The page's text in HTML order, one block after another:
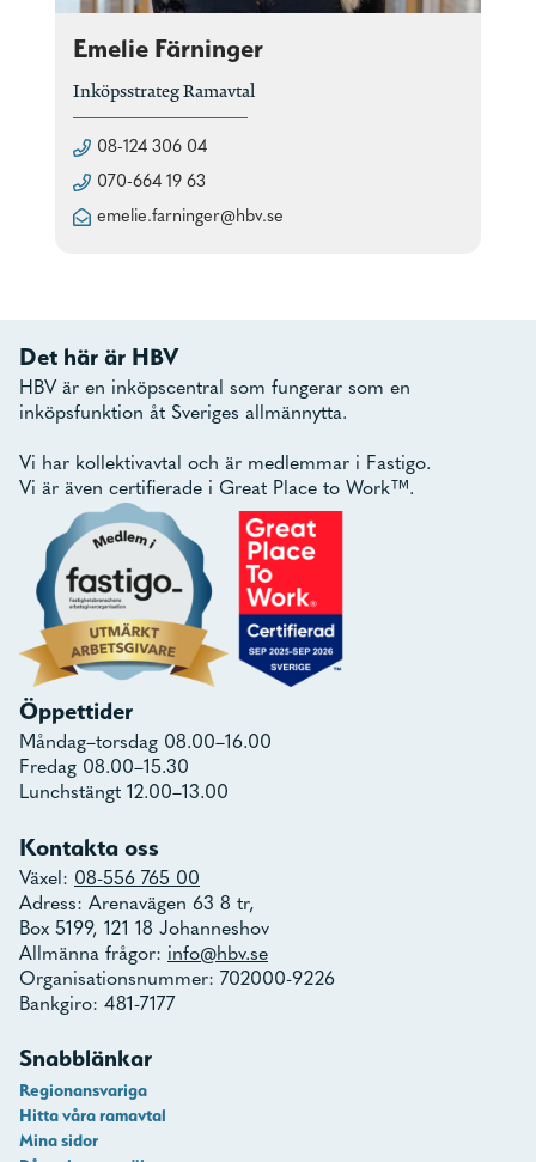
Emelie Färninger
Inköpsstrateg Ramavtal
08-124 306 04
070-664 19 63
emelie.farninger@hbv.se
Det här är HBV
HBV är en inköpscentral som fungerar som en
inköpsfunktion åt Sveriges allmännytta.
Vi har kollektivavtal och är medlemmar i Fastigo.
Vi är även certifierade i Great Place to Work™.
Öppettider
Måndag–torsdag 08.00–16.00
Fredag 08.00–15.30
Lunchstängt 12.00–13.00
Kontakta oss
Växel: 08-556 765 00
Adress: Arenavägen 63 8 tr,
Box 5199, 121 18 Johanneshov
Allmänna frågor: info@hbv.se
Organisationsnummer: 702000-9226
Bankgiro: 481-7177
Snabblänkar
Regionansvariga
Hitta våra ramavtal
Mina sidor